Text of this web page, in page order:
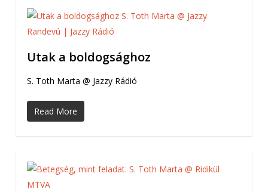
Utak a boldogsághoz
S. Toth Marta @ Jazzy Rádió
Read More